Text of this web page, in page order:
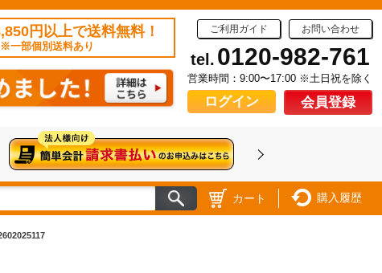
円以上で送料無料！
※一部個別送料あり
ご利用ガイド お問い合わせ
tel. 0120-982-761
営業時間：9:00〜17:00 ※土日祝を除く
ログイン 会員登録
カート 購入履歴